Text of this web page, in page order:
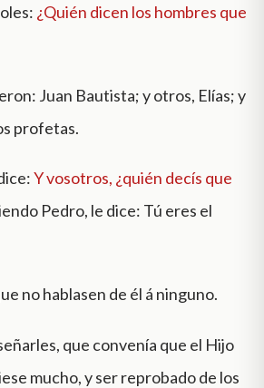
¿Quién dicen los hombres que
Juan Bautista; y otros, Elías; y
profetas.
Y vosotros, ¿quién decís que
Pedro, le dice: Tú eres el
no hablasen de él á ninguno.
que convenía que el Hijo
mucho, y ser reprobado de los